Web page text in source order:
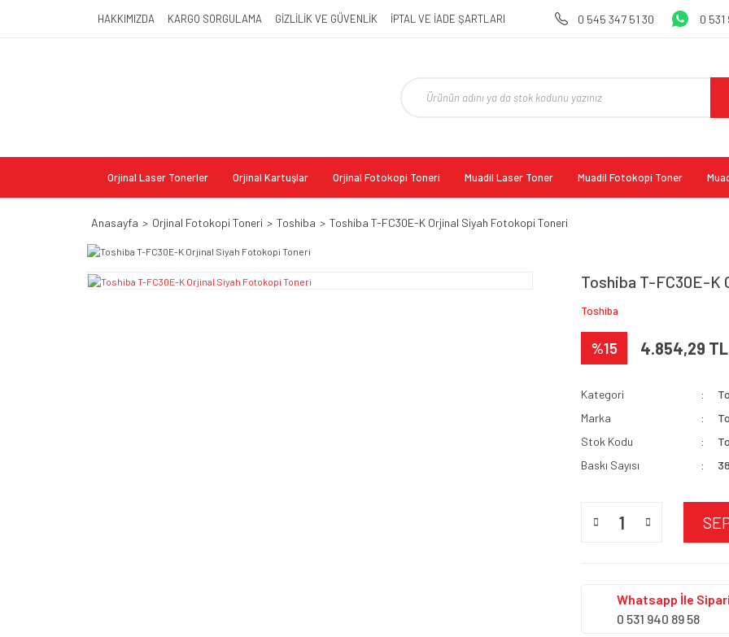
HAKKIMIZDA KARGO SORGULAMA GİZLİLİK VE GÜVENLİK İPTAL VE İADE ŞARTLARI 0 545 347 51 30 0
Orjinal Laser Tonerler Orjinal Kartuşlar Orjinal Fotokopi Toneri Muadil Laser Toner Muadil Fotokopi Toner
Anasayfa Orjinal Fotokopi Toneri Toshiba Toshiba T-FC30E-K Orjinal Siyah Fotokopi Toneri
Toshiba T-FC30E-K
Toshiba
%15 4.854,29 TL
Kategori
Marka
Stok Kodu
Baskı Sayısı
Whatsapp İle
0 531 940 89 58